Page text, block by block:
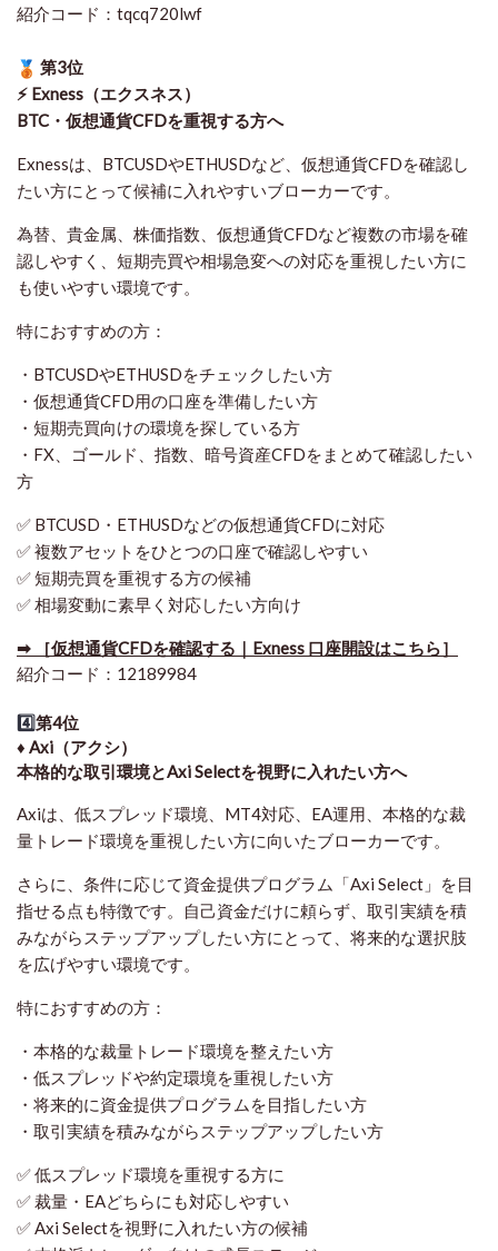
紹介コード：tqcq720lwf
第3位
⚡ Exness（エクスネス）
BTC・仮想通貨CFDを重視する方へ
Exnessは、BTCUSDやETHUSDなど、仮想通貨CFDを確認し
たい方にとって候補に入れやすいブローカーです。
為替、貴金属、株価指数、仮想通貨CFDなど複数の市場を確
認しやすく、短期売買や相場急変への対応を重視したい方に
も使いやすい環境です。
特におすすめの方：
・BTCUSDやETHUSDをチェックしたい方
・仮想通貨CFD用の口座を準備したい方
・短期売買向けの環境を探している方
・FX、ゴールド、指数、暗号資産CFDをまとめて確認したい
方
✅ BTCUSD・ETHUSDなどの仮想通貨CFDに対応
✅ 複数アセットをひとつの口座で確認しやすい
✅ 短期売買を重視する方の候補
✅ 相場変動に素早く対応したい方向け
➡ ［仮想通貨CFDを確認する｜Exness 口座開設はこちら］
紹介コード：12189984
4️⃣第4位
♦️ Axi（アクシ）
本格的な取引環境とAxi Selectを視野に入れたい方へ
Axiは、低スプレッド環境、MT4対応、EA運用、本格的な裁
量トレード環境を重視したい方に向いたブローカーです。
さらに、条件に応じて資金提供プログラム「Axi Select」を目
指せる点も特徴です。自己資金だけに頼らず、取引実績を積
みながらステップアップしたい方にとって、将来的な選択肢
を広げやすい環境です。
特におすすめの方：
・本格的な裁量トレード環境を整えたい方
・低スプレッドや約定環境を重視したい方
・将来的に資金提供プログラムを目指したい方
・取引実績を積みながらステップアップしたい方
✅ 低スプレッド環境を重視する方に
✅ 裁量・EAどちらにも対応しやすい
✅ Axi Selectを視野に入れたい方の候補